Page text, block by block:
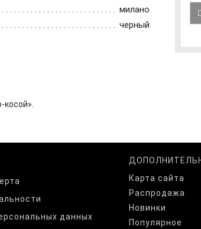
милано
черный
данных
Карта сайта
Распродажа
Новинки
Популярное